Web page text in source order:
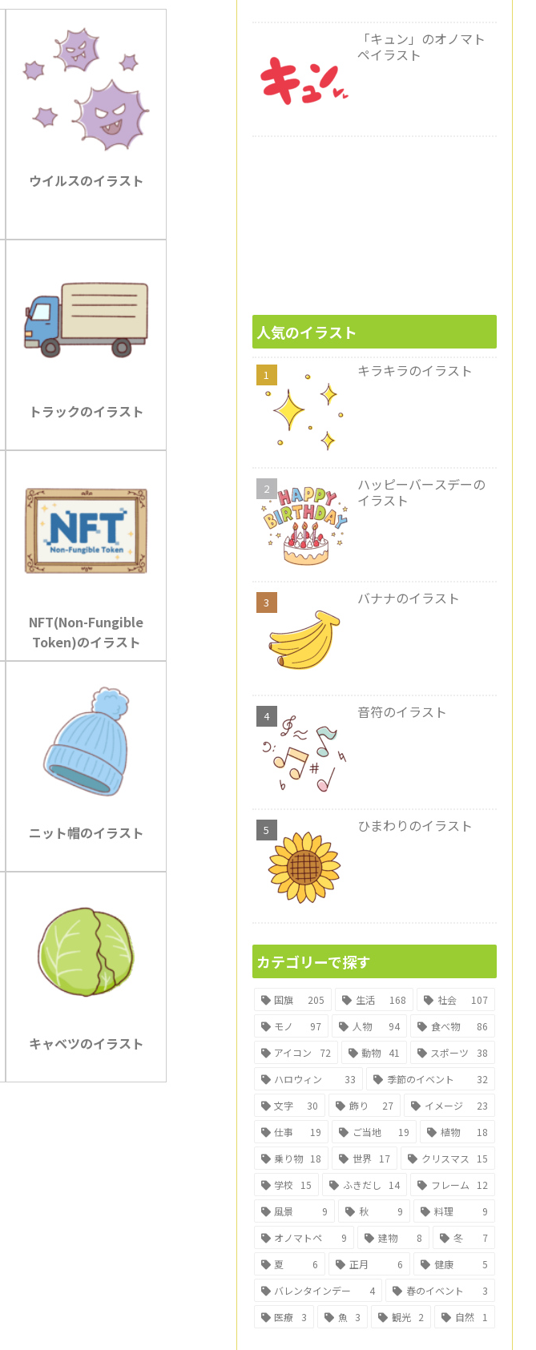
ウイルスのイラスト
トラックのイラスト
NFT(Non-Fungible
Token)のイラスト
ニット帽のイラスト
キャベツのイラスト
「キュン」のオノマト
ペイラスト
人気のイラスト
キラキラのイラスト
ハッピーバースデーの
イラスト
バナナのイラスト
音符のイラスト
ひまわりのイラスト
カテゴリーで探す
国旗 205 生活 168 社会
107
モノ
97 人物 94 食べ物
86
アイコン
72 動物 41 スポーツ
38
ハロウィン
33 季節のイベント
32
文字
30 飾り 27 イメージ
23
仕事
19 ご当地 19 植物
18
乗り物 18 世界 17 クリスマス
15
学校
15 ふきだし 14 フレーム
12
風景
9 秋 9 料理
9
オノマトペ
9 建物 8 冬
7
夏
6 正月 6 健康
5
バレンタインデー
4 春のイベント
3
医療
3 魚 3 観光 2 自然 1